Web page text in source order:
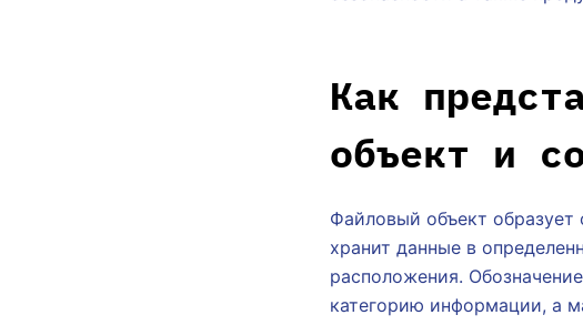
Как
объект и
Файловый объект образует
хранит данные в
расположения.
категорию информации, а